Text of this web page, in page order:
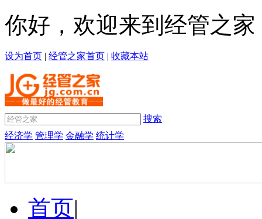
你好，欢迎来到经管之家
设为首页 | 经管之家首页 | 收藏本站
搜索
经济学 管理学 金融学 统计学
首页|